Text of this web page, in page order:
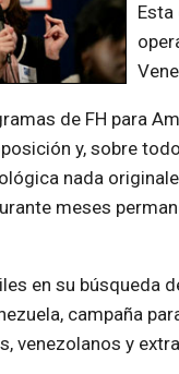
de FH para
y, sobre
nada
meses
en su búsqueda
campaña
venezolanos y